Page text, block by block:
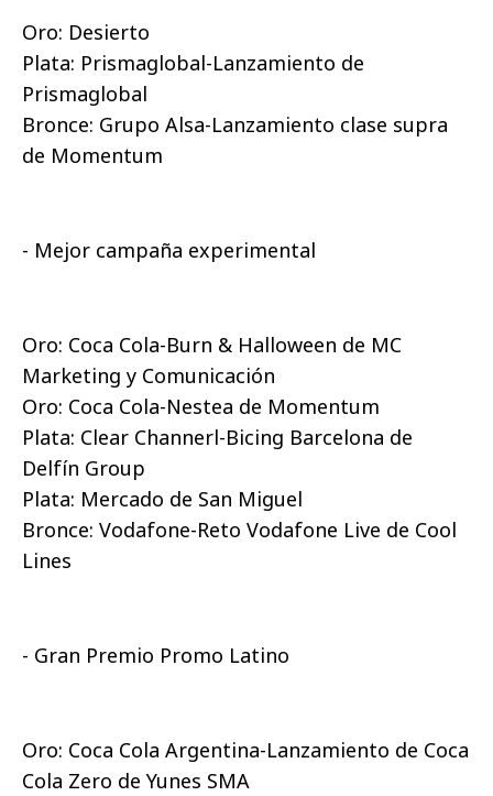
Oro: Desierto
Plata: Prismaglobal-Lanzamiento de
Prismaglobal
Bronce: Grupo Alsa-Lanzamiento clase supra
de Momentum
- Mejor campaña experimental
Oro: Coca Cola-Burn & Halloween de MC
Marketing y Comunicación
Oro: Coca Cola-Nestea de Momentum
Plata: Clear Channerl-Bicing Barcelona de
Delfín Group
Plata: Mercado de San Miguel
Bronce: Vodafone-Reto Vodafone Live de Cool
Lines
- Gran Premio Promo Latino
Oro: Coca Cola Argentina-Lanzamiento de Coca
Cola Zero de Yunes SMA